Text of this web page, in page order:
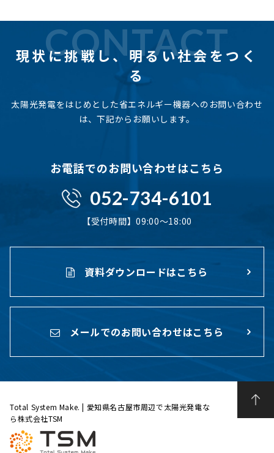
CONTACT
現状に挑戦し、明るい社会をつく
る
太陽光発電をはじめとした省エネルギー機器へのお問い合わせ
は、下記からお願いします。
お電話でのお問い合わせはこちら
052-734-6101
【受付時間】09:00〜18:00
資料ダウンロードはこちら
メールでのお問い合わせはこちら
Total System Make. | 愛知県名古屋市周辺で太陽光発電な
ら株式会社TSM